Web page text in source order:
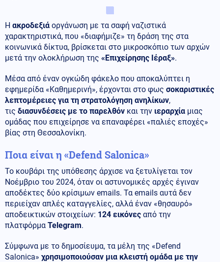
Η ακροδεξιά οργάνωση με τα σαφή ναζιστικά
χαρακτηριστικά, που «διαφήμιζε» τη δράση της στα
κοινωνικά δίκτυα, βρίσκεται στο μικροσκόπιο των αρχών
μετά την ολοκλήρωση της «Επιχείρησης Ιέραξ».
Μέσα από έναν ογκώδη φάκελο που αποκαλύπτει η
εφημερίδα «Καθημερινή», έρχονται στο φως σοκαριστικές
λεπτομέρειες για τη στρατολόγηση ανηλίκων,
τις διασυνδέσεις με το παρελθόν και την ιεραρχία μιας
ομάδας που επιχείρησε να επαναφέρει «παλιές εποχές»
βίας στη Θεσσαλονίκη.
Ποια είναι η «Defend Salonica»
Το κουβάρι της υπόθεσης άρχισε να ξετυλίγεται τον
Νοέμβριο του 2024, όταν οι αστυνομικές αρχές έγιναν
αποδέκτες δύο κρίσιμων emails. Τα emails αυτά δεν
περιείχαν απλές καταγγελίες, αλλά έναν «θησαυρό»
αποδεικτικών στοιχείων: 124 εικόνες από την
πλατφόρμα Telegram.
Σύμφωνα με το δημοσίευμα, τα μέλη της «Defend
Salonica» χρησιμοποιούσαν μια κλειστή ομάδα με την